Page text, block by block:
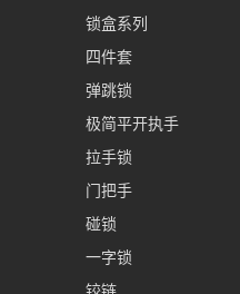
锁盒系列
四件套
弹跳锁
极简平开执手
拉手锁
门把手
碰锁
一字锁